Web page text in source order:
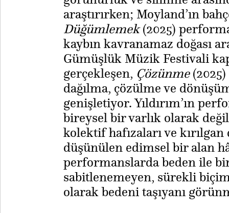
araştırırken; Moyland’ın
Düğümlemek(2025)
kaybın kavranamaz doğası
Gümüşlük Müzik Festivali
gerçekleşen, Çözünme(2025)
dağılma, çözülme ve
genişletiyor. Yıldırım’ın
bireysel bir varlık olarak
kolektif hafızaları ve
düşünülen edimsel bir alan
performanslarda beden ile
sabitlenemeyen, sürekli
olarak bedeni taşıyanı